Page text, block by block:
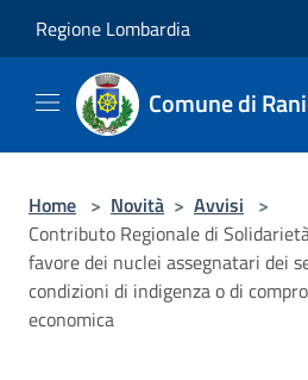
Regione Lombardia
Comune di
Home > Novità > Avvisi >
Contributo Regionale di
favore dei nuclei assegnatari dei
condizioni di indigenza o di
economica